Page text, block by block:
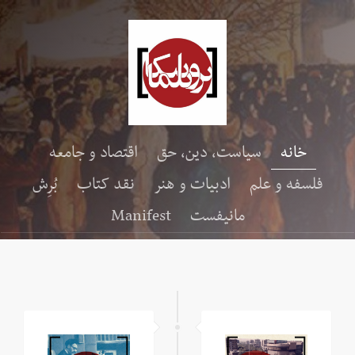
خانه سیاست، دین، حق
اقتصاد و جامعه
فلسفه و علم
ادبیات و هنر نقد کتاب
بُرِش
مانیفست
Manifest